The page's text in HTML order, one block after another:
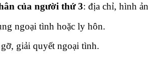
của người thứ 3: địa chỉ, hình
ngoại tình hoặc ly hôn.
giải quyết ngoại tình.